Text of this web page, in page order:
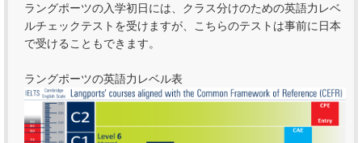
ラングポーツの入学初日には、クラス分けのための英語力レベ
ルチェックテストを受けますが、こちらのテストは事前に日本
で受けることもできます。
ラングポーツの英語力レベル表